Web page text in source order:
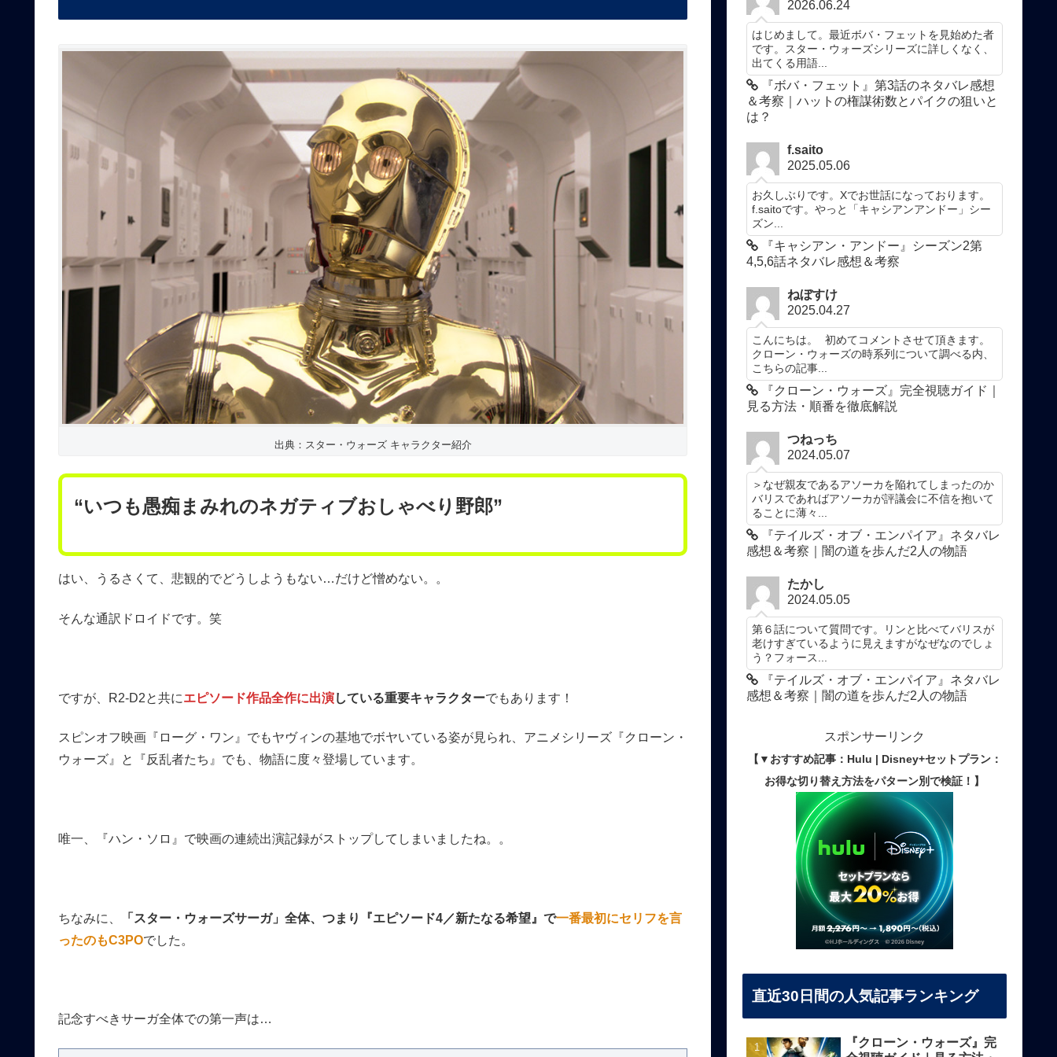
出典：スター・ウォーズ キャラクター紹介
“いつも愚痴まみれのネガティブおしゃべり野郎”
はい、うるさくて、悲観的でどうしようもない…だけど憎めない。。
そんな通訳ドロイドです。笑
ですが、R2-D2と共にエピソード作品全作に出演している重要キャラクターでもあります！
スピンオフ映画『ローグ・ワン』でもヤヴィンの基地でボヤいている姿が見られ、アニメシリーズ『クローン・
ウォーズ』と『反乱者たち』でも、物語に度々登場しています。
唯一、『ハン・ソロ』で映画の連続出演記録がストップしてしまいましたね。。
ちなみに、 「スター・ウォーズサーガ」全体、つまり『エピソード4／新たなる希望』で一番最初にセリフを言
ったのもC3POでした。
記念すべきサーガ全体での第一声は…
2026.06.24
はじめまして。最近ボバ・フェットを見始めた者
です。スター・ウォーズシリーズに詳しくなく、
出てくる用語...
『ボバ・フェット』第3話のネタバレ感想
＆考察｜ハットの権謀術数とパイクの狙いと
は？
f.saito
2025.05.06
お久しぶりです。Xでお世話になっております。
f.saitoです。やっと「キャシアンアンドー」シー
ズン...
『キャシアン・アンドー』シーズン2第
4,5,6話ネタバレ感想＆考察
ねぼすけ
2025.04.27
こんにちは。 初めてコメントさせて頂きます。
クローン・ウォーズの時系列について調べる内、
こちらの記事...
『クローン・ウォーズ』完全視聴ガイド｜
見る方法・順番を徹底解説
つねっち
2024.05.07
＞なぜ親友であるアソーカを陥れてしまったのか
バリスであればアソーカが評議会に不信を抱いて
ることに薄々...
『テイルズ・オブ・エンパイア』ネタバレ
感想＆考察｜闇の道を歩んだ2人の物語
たかし
2024.05.05
第６話について質問です。リンと比べてバリスが
老けすぎているように見えますがなぜなのでしょ
う？フォース...
『テイルズ・オブ・エンパイア』ネタバレ
感想＆考察｜闇の道を歩んだ2人の物語
スポンサーリンク
【▼おすすめ記事：Hulu | Disney+セットプラン：
お得な切り替え方法をパターン別で検証！】
直近30日間の人気記事ランキング
『クローン・ウォーズ』完